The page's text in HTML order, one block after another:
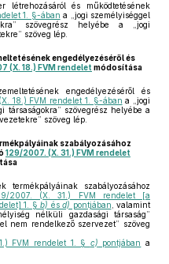
létrehozásáról és működtetésének
1. §-ában a „jogi személyiséggel
szövegrész helyébe a „jogi
szöveg lép.
engedélyezéséről és
(X. 18.) FVM rendelet módosítása
engedélyezéséről és
18.) FVM rendelet 1. §-ában a „jogi
társaságokra” szövegrész helyébe a
szöveg lép.
szabályozásához
129/2007. (X. 31.) FVM rendelet
termékpályáinak szabályozásához
2007. (X. 31.) FVM rendelet [a
1. § b) és d) pontjában , valamint
nélküli gazdasági társaság”
nem rendelkező szervezet” szöveg
FVM rendelet 1. § c) pontjában a